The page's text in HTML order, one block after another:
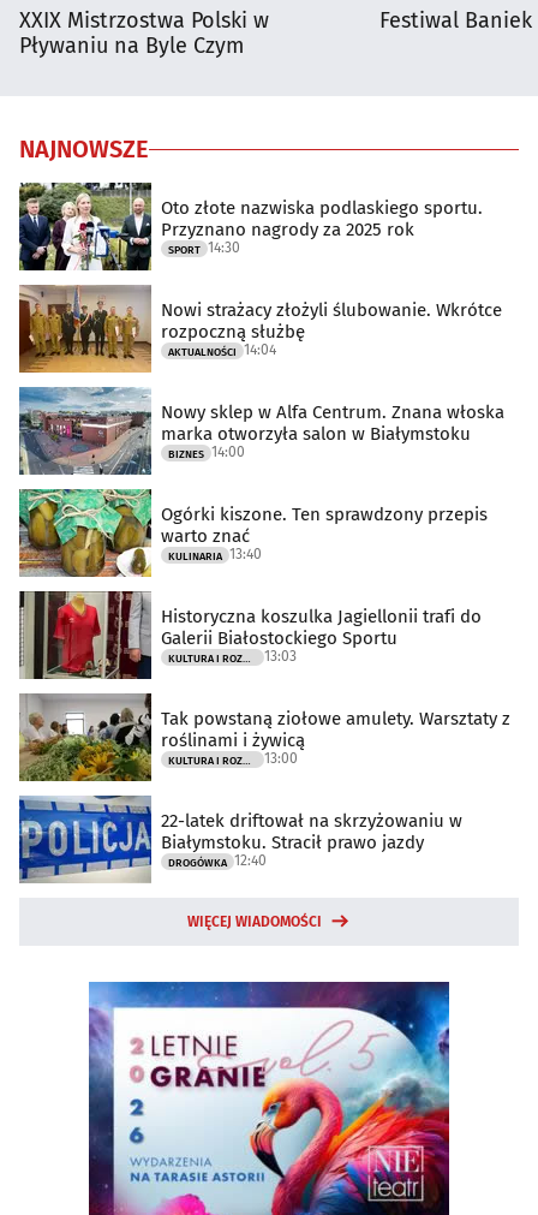
XXIX Mistrzostwa Polski w
Pływaniu na Byle Czym
Festiwal
NAJNOWSZE
Oto złote nazwiska podlaskiego sportu.
Przyznano nagrody za 2025 rok
SPORT 14:30
Nowi strażacy złożyli ślubowanie. Wkrótce
rozpoczną służbę
AKTUALNOŚCI 14:04
Nowy sklep w Alfa Centrum. Znana włoska
marka otworzyła salon w Białymstoku
BIZNES 14:00
Ogórki kiszone. Ten sprawdzony przepis
warto znać
KULINARIA 13:40
Historyczna koszulka Jagiellonii trafi do
Galerii Białostockiego Sportu
13:03
Tak powstaną ziołowe amulety. Warsztaty z
roślinami i żywicą
13:00
22-latek driftował na skrzyżowaniu w
Białymstoku. Stracił prawo jazdy
DROGÓWKA 12:40
WIĘCEJ WIADOMOŚCI